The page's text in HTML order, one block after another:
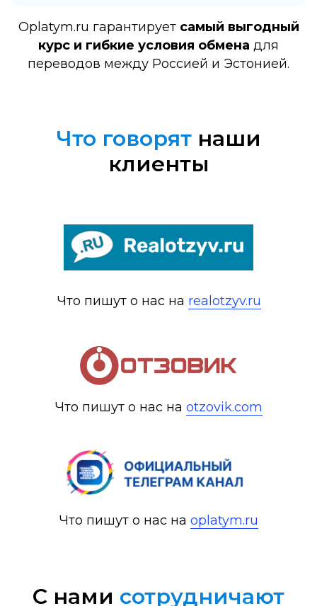
Oplatym.ru гарантирует самый выгодный
курс и гибкие условия обмена для
переводов между Россией и Эстонией.
Что говорятнаши
клиенты
Что пишут о нас на otzovik.com
Что пишут о нас на realotzyv.ru
Что пишут о нас на oplatym.ru
C нами сотрудничают